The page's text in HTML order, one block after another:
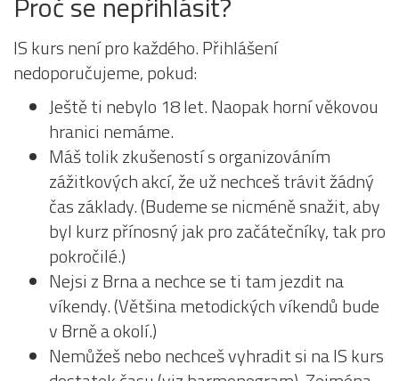
IS kurs není pro každého. Přihlášení
nedoporučujeme, pokud:
Ještě ti nebylo 18 let. Naopak horní věkovou
hranici nemáme.
Máš tolik zkušeností s organizováním
zážitkových akcí, že už nechceš trávit žádný
čas základy. (Budeme se nicméně snažit, aby
byl kurz přínosný jak pro začátečníky, tak pro
pokročilé.)
Nejsi z Brna a nechce se ti tam jezdit na
víkendy. (Většina metodických víkendů bude
v Brně a okolí.)
Nemůžeš nebo nechceš vyhradit si na IS kurs